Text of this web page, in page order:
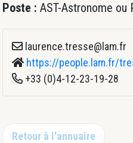
Poste : AST-Astronome ou
laurence.tresse@lam.fr
https://people.lam.fr/
+33 (0)4-12-23-19-28
Retour à l'annuaire